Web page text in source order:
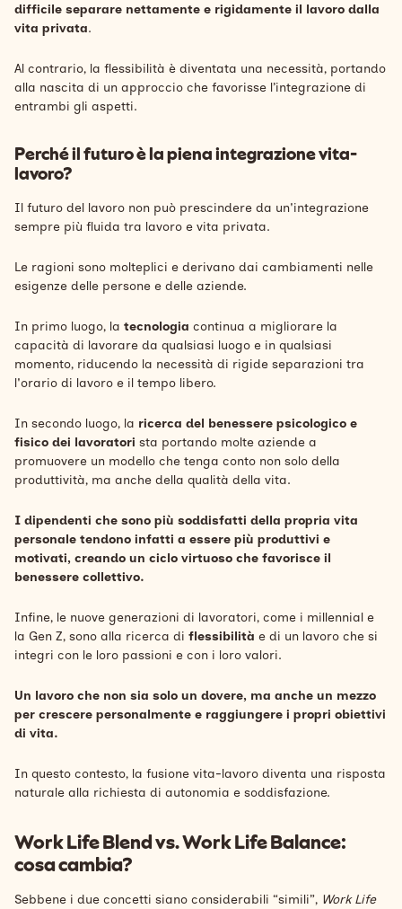
difficile separare nettamente e rigidamente il lavoro dalla
vita privata.
Al contrario, la flessibilità è diventata una necessità, portando
alla nascita di un approccio che favorisse l’integrazione di
entrambi gli aspetti.
Perché il futuro è la piena integrazione vita-
lavoro?
Il futuro del lavoro non può prescindere da un'integrazione
sempre più fluida tra lavoro e vita privata.
Le ragioni sono molteplici e derivano dai cambiamenti nelle
esigenze delle persone e delle aziende.
In primo luogo, la tecnologia continua a migliorare la
capacità di lavorare da qualsiasi luogo e in qualsiasi
momento, riducendo la necessità di rigide separazioni tra
l'orario di lavoro e il tempo libero.
In secondo luogo, la ricerca del benessere psicologico e
fisico dei lavoratori sta portando molte aziende a
promuovere un modello che tenga conto non solo della
produttività, ma anche della qualità della vita.
I dipendenti che sono più soddisfatti della propria vita
personale tendono infatti a essere più produttivi e
motivati, creando un ciclo virtuoso che favorisce il
benessere collettivo.
Infine, le nuove generazioni di lavoratori, come i millennial e
la Gen Z, sono alla ricerca di flessibilità e di un lavoro che si
integri con le loro passioni e con i loro valori.
Un lavoro che non sia solo un dovere, ma anche un mezzo
per crescere personalmente e raggiungere i propri obiettivi
di vita.
In questo contesto, la fusione vita-lavoro diventa una risposta
naturale alla richiesta di autonomia e soddisfazione.
Work Life Blend vs. Work Life Balance:
cosa cambia?
Sebbene i due concetti siano considerabili “simili”, Work Life